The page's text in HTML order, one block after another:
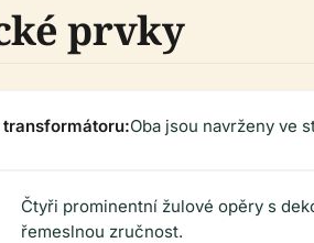
prvky
Oba jsou navrženy ve
Čtyři prominentní žulové opěry s
řemeslnou zručnost.